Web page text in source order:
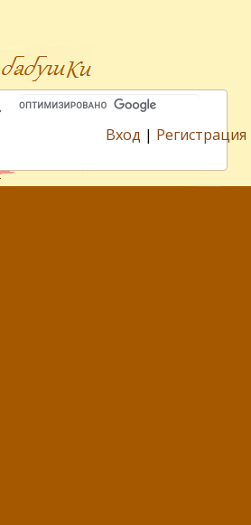
Вход | Регистрация